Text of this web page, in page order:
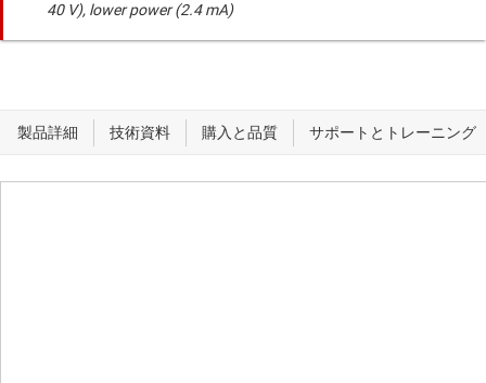
40 V), lower power (2.4 mA)